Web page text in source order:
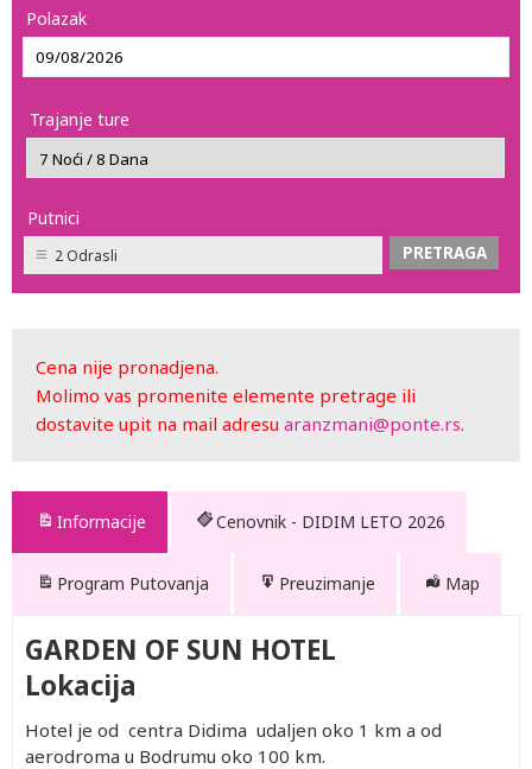
Polazak
Trajanje ture
Putnici
2 Odrasli
Cena nije pronadjena.
Molimo vas promenite elemente pretrage ili
dostavite upit na mail adresu aranzmani@ponte.rs.
Informacije Cenovnik - DIDIM LETO 2026
Program Putovanja Preuzimanje Map
GARDEN OF SUN HOTEL
Lokacija
Hotel je od centra Didima udaljen oko 1 km a od
aerodroma u Bodrumu oko 100 km.